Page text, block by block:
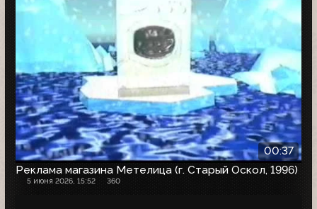
00:37
Реклама магазина Метелица (г. Старый Оскол, 1996)
5 июня 2026, 15:52 360